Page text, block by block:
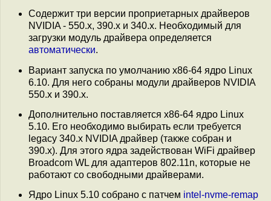
Содержит три версии проприетарных драйверов
NVIDIA - 550.x, 390.x и 340.x. Необходимый для
загрузки модуль драйвера определяется
автоматически.
Вариант запуска по умолчанию x86-64 ядро Linux
6.10. Для него собраны модули драйверов NVIDIA
550.x и 390.x.
Дополнительно поставляется x86-64 ядро Linux
5.10. Его необходимо выбирать если требуется
legacy 340.x NVIDIA драйвер (также собран и
390.x). Для этого ядра задействован WiFi драйвер
Broadcom WL для адаптеров 802.11n, которые не
работают со свободными драйверами.
Ядро Linux 5.10 собрано с патчем intel-nvme-remap